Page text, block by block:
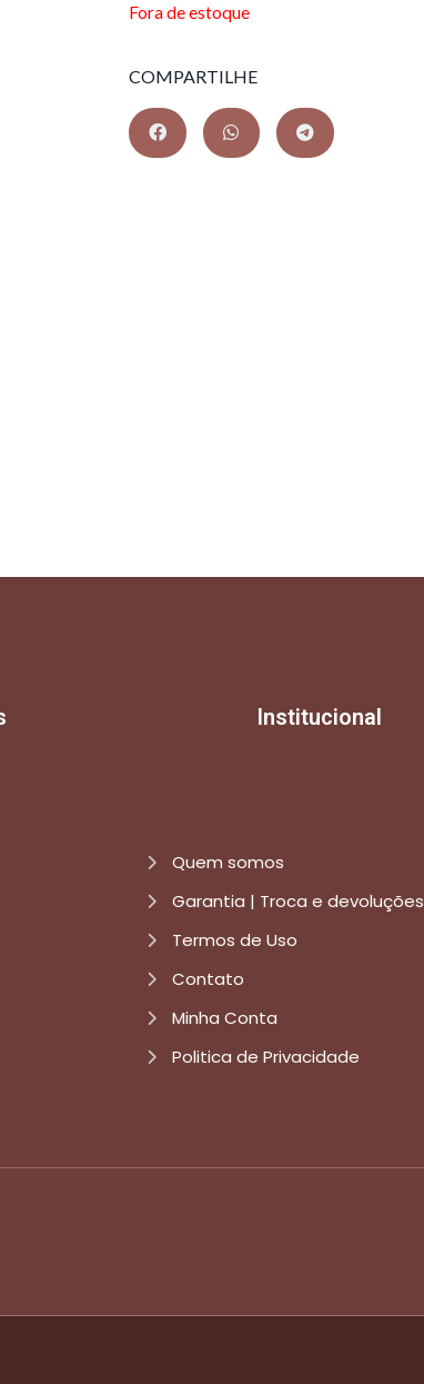
Fora de estoque
COMPARTILHE
Institucional
Quem somos
Garantia | Troca e devoluções
Termos de Uso
Contato
Minha Conta
Politica de Privacidade